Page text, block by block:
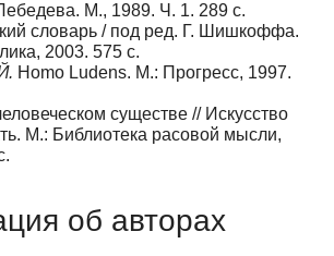
М., 1989. Ч. 1. 289 с.
словарь / под ред. Г. Шишкоффа.
2003. 575 с.
Homo Ludens. М.: Прогресс, 1997.
существе // Искусство
М.: Библиотека расовой мысли,
об авторах